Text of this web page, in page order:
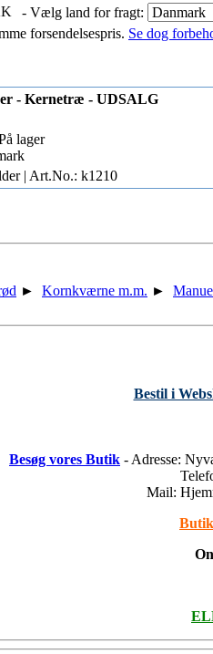
- Vælg land for fragt:
forsendelsespris. Se dog
- Kernetræ - UDSALG
lager
| Art.No.: k1210
► Kornkværne m.m. ►
Bestil i
Besøg vores Butik - Adresse:
Mail: